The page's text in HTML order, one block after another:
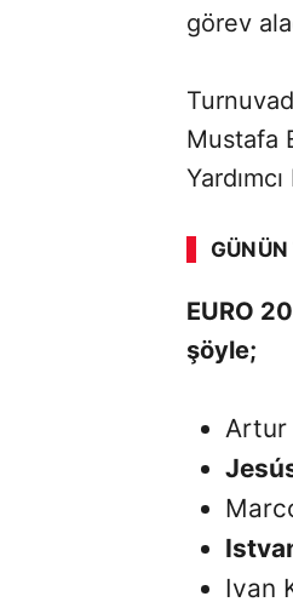
görev
Mustafa
GÜNÜN
SÖZCÜ
EURO
şöyle;
Artur
Ivan